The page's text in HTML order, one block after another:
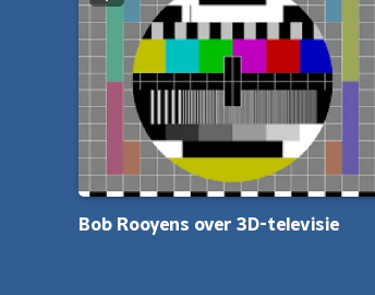
Bob Rooyens over 3D-televisie